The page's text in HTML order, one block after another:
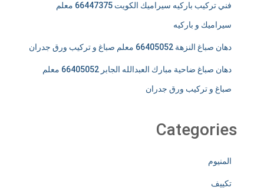
فني تركيب باركيه سيراميك الكويت 66447375 معلم
سيراميك و باركيه
دهان صباغ النزهة 66405052 معلم صباغ و تركيب ورق جدران
دهان صباغ ضاحية مبارك العبدالله الجابر 66405052 معلم
صباغ و تركيب ورق جدران
Categories
المنيوم
تكييف